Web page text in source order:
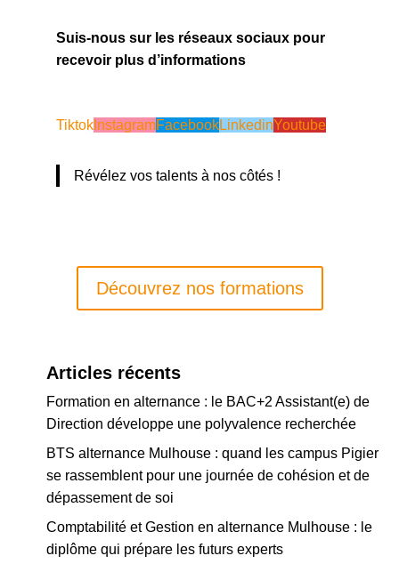
Suis-nous sur les réseaux sociaux pour
recevoir plus d’informations
TiktokInstagramFacebookLinkedinYoutube
Révélez vos talents à nos côtés !
Découvrez nos formations
Articles récents
Formation en alternance : le BAC+2 Assistant(e) de
Direction développe une polyvalence recherchée
BTS alternance Mulhouse : quand les campus Pigier
se rassemblent pour une journée de cohésion et de
dépassement de soi
Comptabilité et Gestion en alternance Mulhouse : le
diplôme qui prépare les futurs experts